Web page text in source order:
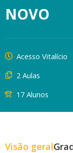
NOVO
Acesso Vitalício
2 Aulas
17 Alunos
Visão geral